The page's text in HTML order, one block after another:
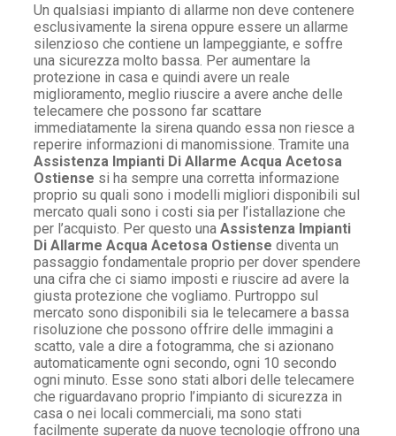
Un qualsiasi impianto di allarme non deve contenere
esclusivamente la sirena oppure essere un allarme
silenzioso che contiene un lampeggiante, e soffre
una sicurezza molto bassa. Per aumentare la
protezione in casa e quindi avere un reale
miglioramento, meglio riuscire a avere anche delle
telecamere che possono far scattare
immediatamente la sirena quando essa non riesce a
reperire informazioni di manomissione. Tramite una
Assistenza Impianti Di Allarme Acqua Acetosa
Ostiense si ha sempre una corretta informazione
proprio su quali sono i modelli migliori disponibili sul
mercato quali sono i costi sia per l’istallazione che
per l’acquisto. Per questo una Assistenza Impianti
Di Allarme Acqua Acetosa Ostiense diventa un
passaggio fondamentale proprio per dover spendere
una cifra che ci siamo imposti e riuscire ad avere la
giusta protezione che vogliamo. Purtroppo sul
mercato sono disponibili sia le telecamere a bassa
risoluzione che possono offrire delle immagini a
scatto, vale a dire a fotogramma, che si azionano
automaticamente ogni secondo, ogni 10 secondo
ogni minuto. Esse sono stati albori delle telecamere
che riguardavano proprio l’impianto di sicurezza in
casa o nei locali commerciali, ma sono stati
facilmente superate da nuove tecnologie offrono una